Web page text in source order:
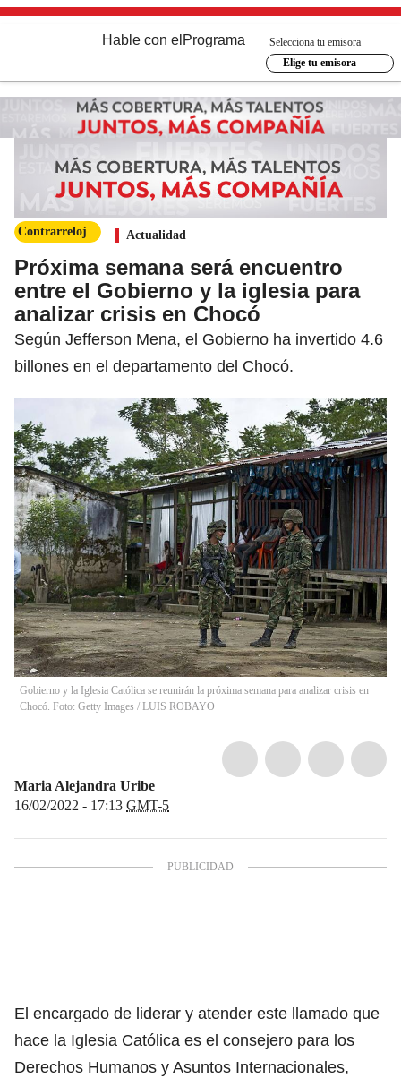
Hable con el Programa
Selecciona tu emisora
Elige tu emisora
Contrarreloj Actualidad
Próxima semana será encuentro
entre el Gobierno y la iglesia para
analizar crisis en Chocó
Según Jefferson Mena, el Gobierno ha invertido 4.6
billones en el departamento del Chocó.
Gobierno y la Iglesia Católica se reunirán la próxima semana para analizar crisis en
Chocó. Foto: Getty Images / LUIS ROBAYO
Maria Alejandra Uribe
16/02/2022 - 17:13 GMT-5
El encargado de liderar y atender este llamado que
hace la Iglesia Católica es el consejero para los
Derechos Humanos y Asuntos Internacionales,